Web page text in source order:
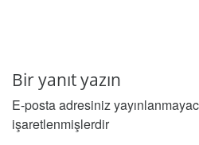
Bir yanıt yazın
E-posta adresiniz
işaretlenmişlerdir